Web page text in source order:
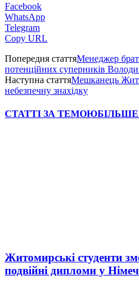
Facebook
WhatsApp
Telegram
Copy URL
Попередня статтяМенеджер
потенційних суперників
Наступна статтяМешканець
небезпечну знахідку
СТАТТІ ЗА ТЕМОЮБІЛЬШЕ
Житомирські студенти
подвійні дипломи у